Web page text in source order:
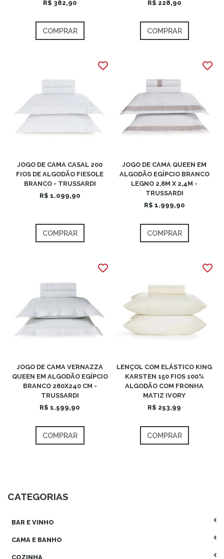
CATEGORIAS
BAR E VINHO
CAMA E BANHO
COZINHA
R$ 382,90
COMPRAR
R$ 228,90
COMPRAR
JOGO DE CAMA CASAL 200
FIOS DE ALGODÃO FIESOLE
BRANCO - TRUSSARDI
R$ 1.099,90
COMPRAR
JOGO DE CAMA QUEEN EM
ALGODÃO EGÍPCIO BRANCO
LEGNO 2,8M X 2,4M -
TRUSSARDI
R$ 1.999,90
COMPRAR
JOGO DE CAMA VERNAZZA
QUEEN EM ALGODÃO EGÍPCIO
BRANCO 280X240 CM -
TRUSSARDI
R$ 1.599,90
COMPRAR
LENÇOL COM ELÁSTICO KING
KARSTEN 150 FIOS 100%
ALGODÃO COM FRONHA
MATIZ IVORY
R$ 253,99
COMPRAR